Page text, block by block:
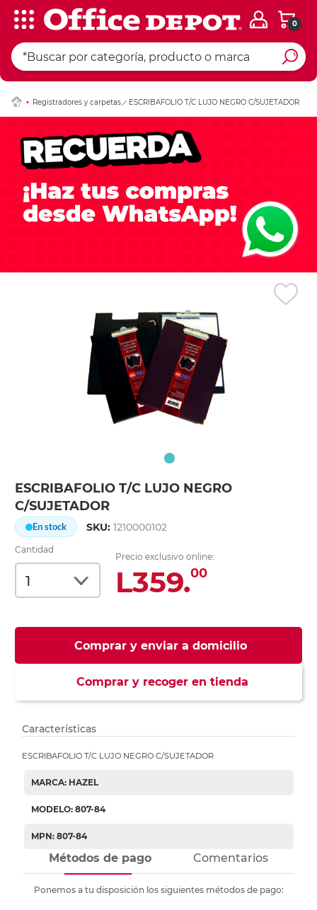
0
Registradores y carpetas ESCRIBAFOLIO T/C LUJO NEGRO C/SUJETADOR
ESCRIBAFOLIO T/C LUJO NEGRO
C/SUJETADOR
En stock SKU:1210000102
Cantidad
Precio exclusivo online:
L359.00
Comprar y enviar a domicilio
Comprar y recoger en tienda
Ingresar Codigo
Características
ESCRIBAFOLIO T/C LUJO NEGRO C/SUJETADOR
MARCA: HAZEL
MODELO: 807-84
MPN: 807-84
Métodos de pago Comentarios
Ponemos a tu disposición los siguientes métodos de pago: